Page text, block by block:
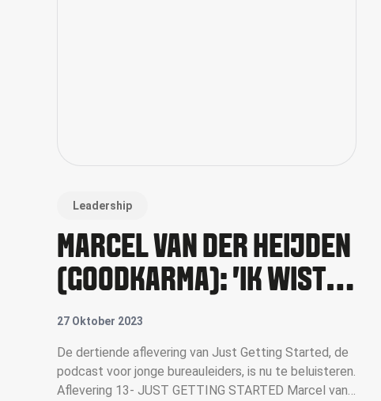
Leadership
MARCEL VAN DER HEIJDEN
(GOODKARMA): 'IK WIST
ALS STUDENT AL DAT IK
EEN EIGEN BUREAU WILDE'
27 Oktober 2023
De dertiende aflevering van Just Getting Started, de
podcast voor jonge bureauleiders, is nu te beluisteren.
Aflevering 13- JUST GETTING STARTED Marcel van